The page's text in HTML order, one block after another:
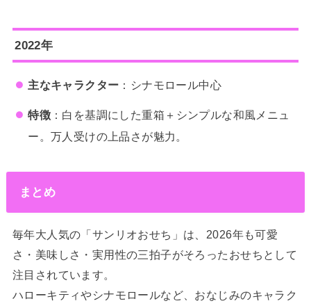
2022年
主なキャラクター ：シナモロール中心
特徴：白を基調にした重箱＋シンプルな和風メニュ
ー。万人受けの上品さが魅力。
まとめ
毎年大人気の「サンリオおせち」は、2026年も可愛
さ・美味しさ・実用性の三拍子がそろったおせちとして
注目されています。
ハローキティやシナモロールなど、おなじみのキャラク